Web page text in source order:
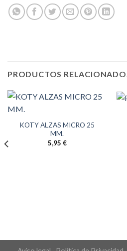
PRODUCTOS
KOTY ALZAS MICRO 25
MM.
5,95 €